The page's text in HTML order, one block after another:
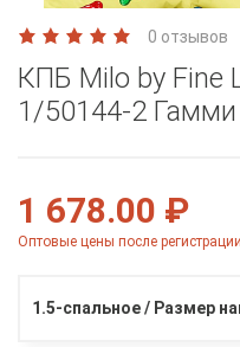
0 отзывов
КПБ Milo by Fine
1/50144-2
1 678.00 ₽
Оптовые цены после регистрации
1.5-спальное / Размер